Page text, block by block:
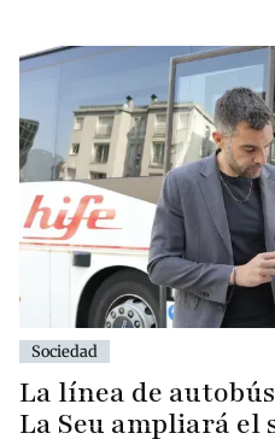
Sociedad
La línea de
La Seu ampliará el